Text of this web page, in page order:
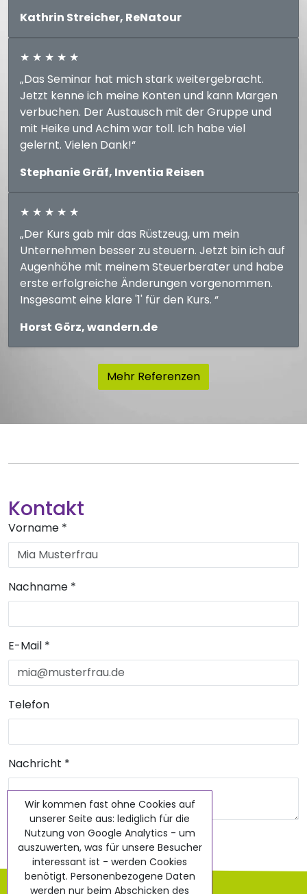
Kathrin Streicher, ReNatour
★ ★ ★ ★ ★
„Das Seminar hat mich stark weitergebracht.
Jetzt kenne ich meine Konten und kann Margen
verbuchen. Der Austausch mit der Gruppe und
mit Heike und Achim war toll. Ich habe viel
gelernt. Vielen Dank!“
Stephanie Gräf, Inventia Reisen
★ ★ ★ ★ ★
„Der Kurs gab mir das Rüstzeug, um mein
Unternehmen besser zu steuern. Jetzt bin ich auf
Augenhöhe mit meinem Steuerberater und habe
erste erfolgreiche Änderungen vorgenommen.
Insgesamt eine klare '1' für den Kurs. “
Horst Görz, wandern.de
Mehr Referenzen
Kontakt
Vorname *
Nachname *
E-Mail *
Telefon
Nachricht *
Nachricht senden
AGB
Wir kommen fast ohne Cookies auf
unserer Seite aus: lediglich für die
Nutzung von Google Analytics - um
auszuwerten, was für unsere Besucher
interessant ist - werden Cookies
benötigt. Personenbezogene Daten
werden nur beim Abschicken des